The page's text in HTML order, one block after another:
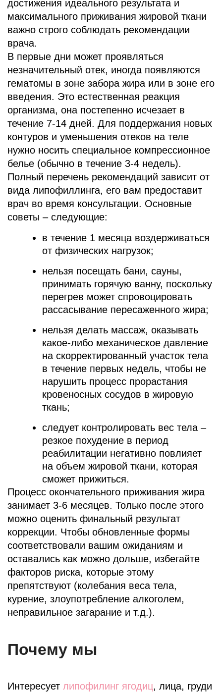
достижения идеального результата и
максимального приживания жировой ткани
важно строго соблюдать рекомендации
врача.
В первые дни может проявляться
незначительный отек, иногда появляются
гематомы в зоне забора жира или в зоне его
введения. Это естественная реакция
организма, она постепенно исчезает в
течение 7-14 дней. Для поддержания новых
контуров и уменьшения отеков на теле
нужно носить специальное компрессионное
белье (обычно в течение 3-4 недель).
Полный перечень рекомендаций зависит от
вида липофиллинга, его вам предоставит
врач во время консультации. Основные
советы – следующие:
в течение 1 месяца воздерживаться
от физических нагрузок;
нельзя посещать бани, сауны,
принимать горячую ванну, поскольку
перегрев может спровоцировать
рассасывание пересаженного жира;
нельзя делать массаж, оказывать
какое-либо механическое давление
на скорректированный участок тела
в течение первых недель, чтобы не
нарушить процесс прорастания
кровеносных сосудов в жировую
ткань;
следует контролировать вес тела –
резкое похудение в период
реабилитации негативно повлияет
на объем жировой ткани, которая
сможет прижиться.
Процесс окончательного приживания жира
занимает 3-6 месяцев. Только после этого
можно оценить финальный результат
коррекции. Чтобы обновленные формы
соответствовали вашим ожиданиям и
оставались как можно дольше, избегайте
факторов риска, которые этому
препятствуют (колебания веса тела,
курение, злоупотребление алкоголем,
неправильное загарание и т.д.).
Почему мы
Интересует липофилинг ягодиц, лица, груди